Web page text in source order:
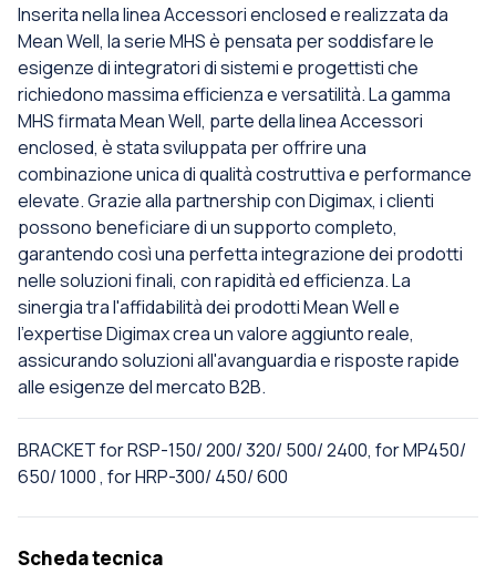
Inserita nella linea Accessori enclosed e realizzata da
Mean Well, la serie MHS è pensata per soddisfare le
esigenze di integratori di sistemi e progettisti che
richiedono massima efficienza e versatilità. La gamma
MHS firmata Mean Well, parte della linea Accessori
enclosed, è stata sviluppata per offrire una
combinazione unica di qualità costruttiva e performance
elevate. Grazie alla partnership con Digimax, i clienti
possono beneficiare di un supporto completo,
garantendo così una perfetta integrazione dei prodotti
nelle soluzioni finali, con rapidità ed efficienza. La
sinergia tra l'affidabilità dei prodotti Mean Well e
l'expertise Digimax crea un valore aggiunto reale,
assicurando soluzioni all'avanguardia e risposte rapide
alle esigenze del mercato B2B.
BRACKET for RSP-150/ 200/ 320/ 500/ 2400, for MP450/
650/ 1000 , for HRP-300/ 450/ 600
Scheda tecnica